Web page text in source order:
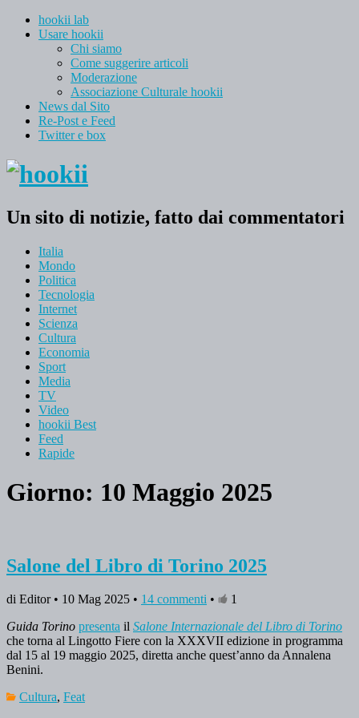
hookii lab
Usare hookii
Chi siamo
Come suggerire articoli
Moderazione
Associazione Culturale hookii
News dal Sito
Re-Post e Feed
Twitter e box
Un sito di notizie, fatto dai commentatori
Italia
Mondo
Politica
Tecnologia
Internet
Scienza
Cultura
Economia
Sport
Media
TV
Video
hookii Best
Feed
Rapide
Giorno: 10 Maggio 2025
Salone del Libro di Torino 2025
di Editor • 10 Mag 2025 • 14 commenti •
1
Guida Torino presenta il Salone Internazionale del Libro di Torino
che torna al Lingotto Fiere con la XXXVII edizione in programma
dal 15 al 19 maggio 2025, diretta anche quest’anno da Annalena
Benini.
Cultura, Feat